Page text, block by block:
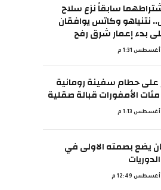
سابقاً نزع سلاح
نتنياهو وكاتس يوافقان
بدء إعمار شرق رفح
على حطام سفينة رومانية
الأمفورات قبالة صقلية
يضع بصمته الاولى في